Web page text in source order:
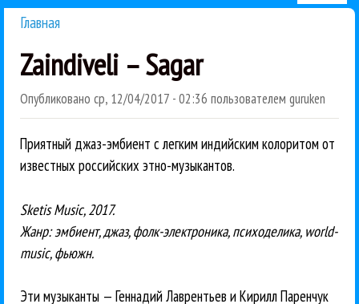
Главная
Zaindiveli – Sagar
Опубликовано ср, 12/04/2017 - 02:36 пользователем guruken
Приятный джаз-эмбиент с легким индийским колоритом от
известных российских этно-музыкантов.
Sketis Music, 2017.
Жанр: эмбиент, джаз, фолк-электроника, психоделика, world-
music, фьюжн.
Эти музыканты — Геннадий Лаврентьев и Кирилл Паренчук